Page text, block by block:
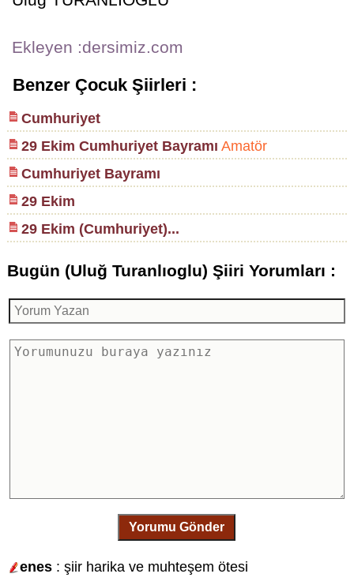
Ekleyen :dersimiz.com
Benzer Çocuk Şiirleri :
Cumhuriyet
29 Ekim Cumhuriyet Bayramı Amatör
Cumhuriyet Bayramı
29 Ekim
29 Ekim (Cumhuriyet)...
Bugün (Uluğ Turanlıoglu) Şiiri Yorumları :
Yorumu Gönder
enes: şiir harika ve muhteşem ötesi